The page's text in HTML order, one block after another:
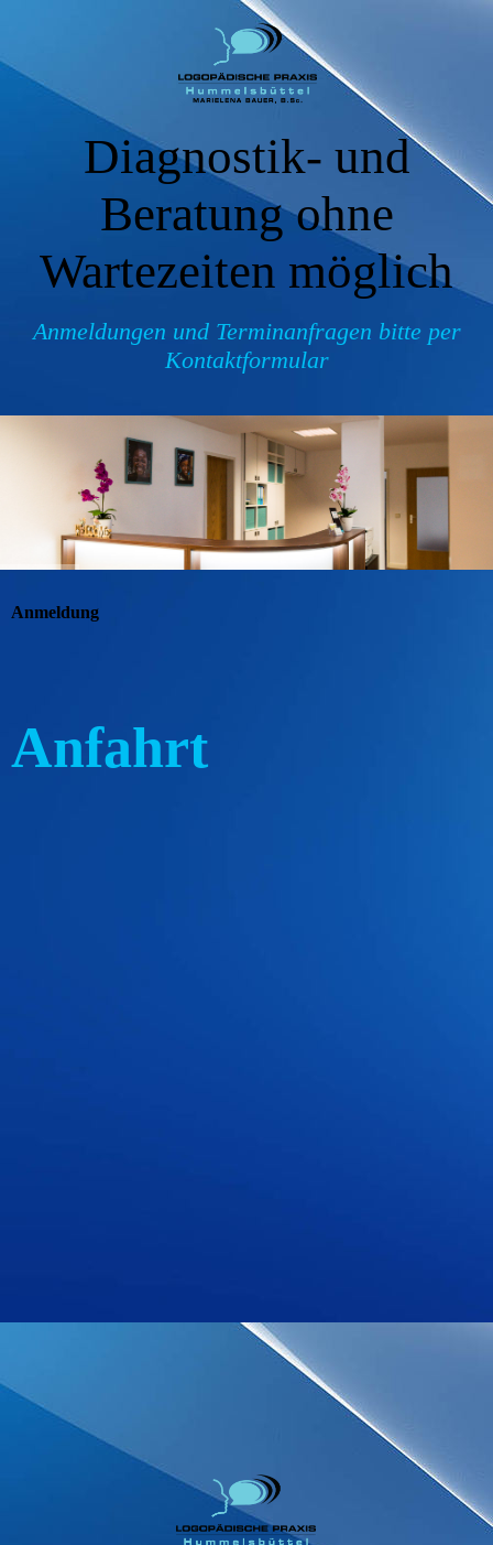
Diagnostik- und
Beratung ohne
Wartezeiten möglich
Anmeldungen und Terminanfragen bitte per
Kontaktformular
Anmeldung
Anfahrt